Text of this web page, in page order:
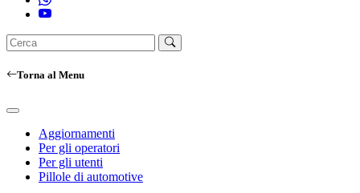
Torna al Menu
Aggiornamenti
Per gli operatori
Per gli utenti
Pillole di automotive